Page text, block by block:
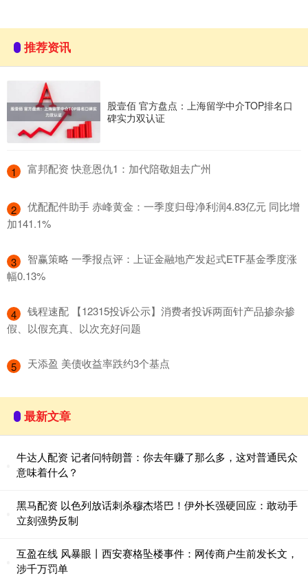
推荐资讯
股壹佰 官方盘点：上海留学中介TOP排名口
碑实力双认证
1 ​富邦配资 快意恩仇1：加代陪敬姐去广州
2
​优配配件助手 赤峰黄金：一季度归母净利润4.83亿元 同比增
加141.1%
3
​智赢策略 一季报点评：上证金融地产发起式ETF基金季度涨
幅0.13%
4
​钱程速配 【12315投诉公示】消费者投诉两面针产品掺杂掺
假、以假充真、以次充好问题
5 ​天添盈 美债收益率跌约3个基点
最新文章
牛达人配资 记者问特朗普：你去年赚了那么多，这对普通民众
意味着什么？
黑马配资 以色列放话刺杀穆杰塔巴！伊外长强硬回应：敢动手
立刻强势反制
互盈在线 风暴眼丨西安赛格坠楼事件：网传商户生前发长文，
涉千万罚单